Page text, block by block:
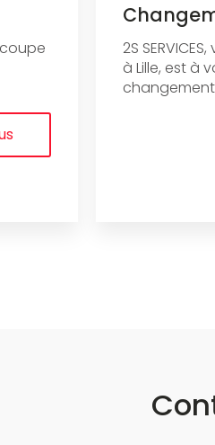
2S
à Lille, est à
changement